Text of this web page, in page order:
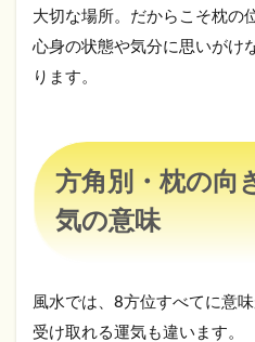
意味
北枕
金
運・
恋愛
運ま
で整
吉」
大切な場所。だからこそ枕の
心身の状態や気分に思いがけ
ります。
方角別・枕の向
気の意味
風水では、8方位すべてに意
受け取れる運気も違います。